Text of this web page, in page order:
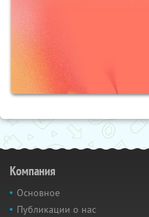
Компания
Основное
Публикации о нас